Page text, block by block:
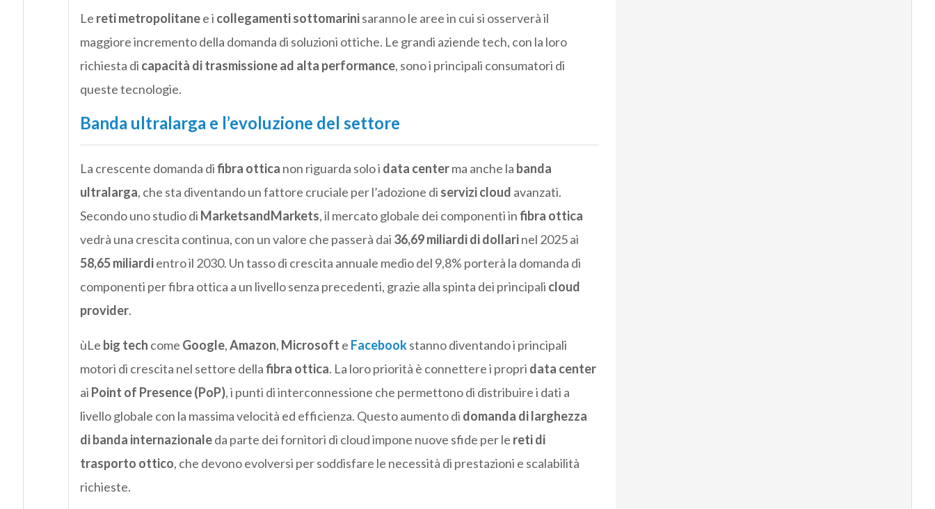
Le reti metropolitanee i collegamenti sottomarinisaranno le aree in cui si osserverà il
maggiore incremento della domanda di soluzioni ottiche. Le grandi aziende tech, con la loro
richiesta di capacità di trasmissione ad alta performance, sono i principali consumatori di
queste tecnologie.
Banda ultralarga e l’evoluzione del settore
La crescente domanda difibra ottica non riguarda solo i data centerma anche la banda
ultralarga, che sta diventando un fattore cruciale per l’adozione di servizi cloud avanzati.
Secondo uno studio di MarketsandMarkets, il mercato globale dei componenti infibra ottica
vedrà una crescita continua, con un valore che passerà dai 36,69 miliardi di dollarinel 2025 ai
58,65 miliardientro il 2030. Un tasso di crescita annuale medio del 9,8% porterà la domanda di
componenti per fibra ottica a un livello senza precedenti, grazie alla spinta dei principali cloud
provider.
ùLe big tech come Google,Amazon, Microsoft e Facebookstanno diventando i principali
motori di crescita nel settore dellafibra ottica. La loro priorità è connettere i propri data center
ai Point of Presence (PoP), i punti di interconnessione che permettono di distribuire i dati a
livello globale con la massima velocità ed efficienza. Questo aumento di domanda di larghezza
di banda internazionaleda parte dei fornitori di cloud impone nuove sfide per le reti di
trasporto ottico, che devono evolversi per soddisfare le necessità di prestazioni e scalabilità
richieste.